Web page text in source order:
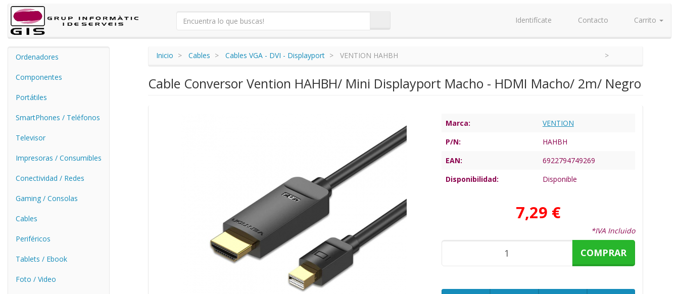
Identifícate Contacto Carrito
Ordenadores
Componentes
Portátiles
SmartPhones / Teléfonos
Televisor
Impresoras / Consumibles
Conectividad / Redes
Gaming / Consolas
Cables
Periféricos
Tablets / Ebook
Foto / Video
Inicio Cables Cables VGA - DVI - Displayport VENTION HAHBH
Cable Conversor Vention HAHBH/ Mini Displayport Macho - HDMI Macho/ 2m/ Negro
Marca:
VENTION
P/N:
HAHBH
EAN:
6922794749269
Disponibilidad:
Disponible
7,29 €
*IVA Incluido
COMPRAR